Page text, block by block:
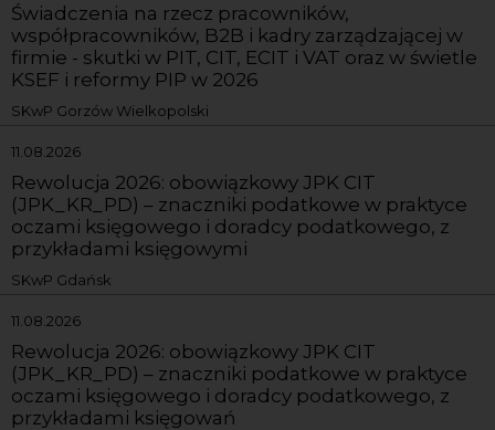
Świadczenia na rzecz pracowników,
współpracowników, B2B i kadry zarządzającej w
firmie - skutki w PIT, CIT, ECIT i VAT oraz w świetle
KSEF i reformy PIP w 2026
SKwP Gorzów Wielkopolski
11.08.2026
Rewolucja 2026: obowiązkowy JPK CIT
(JPK_KR_PD) – znaczniki podatkowe w praktyce
oczami księgowego i doradcy podatkowego, z
przykładami księgowymi
SKwP Gdańsk
11.08.2026
Rewolucja 2026: obowiązkowy JPK CIT
(JPK_KR_PD) – znaczniki podatkowe w praktyce
oczami księgowego i doradcy podatkowego, z
przykładami księgowań